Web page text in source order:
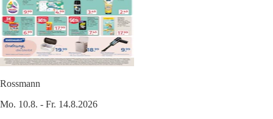
Rossmann
Mo. 10.8. - Fr. 14.8.2026